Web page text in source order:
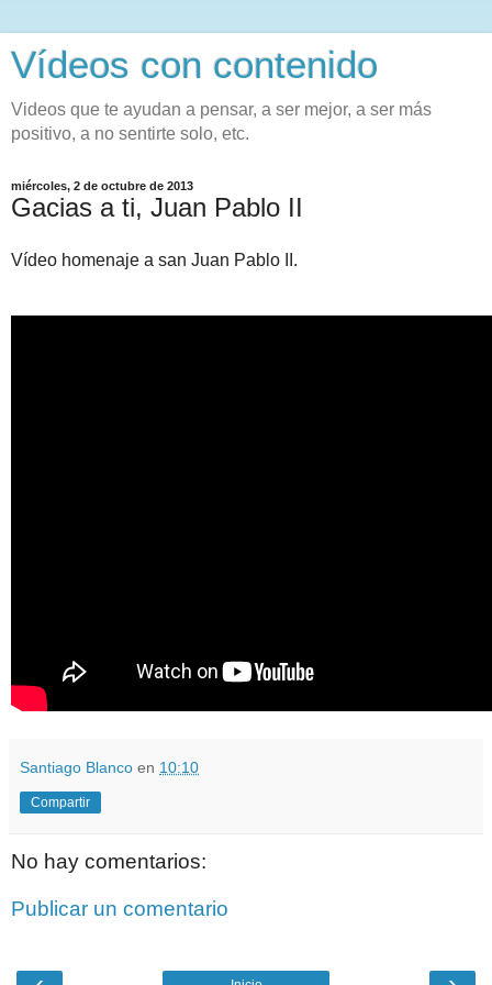
Vídeos con contenido
Videos que te ayudan a pensar, a ser mejor, a ser más
positivo, a no sentirte solo, etc.
miércoles, 2 de octubre de 2013
Gacias a ti, Juan Pablo II
Vídeo homenaje a san Juan Pablo II.
Santiago Blanco en 10:10
Compartir
No hay comentarios:
Publicar un comentario